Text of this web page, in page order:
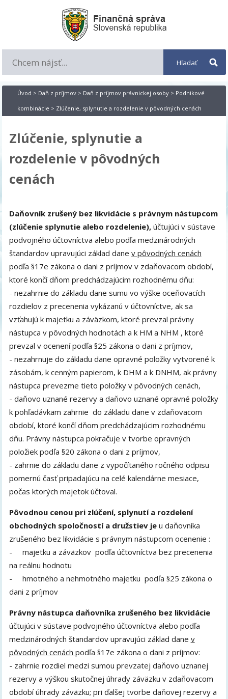
Úvod > Daň z príjmov > Daň z príjmov právnickej osoby > Podnikové
kombinácie > Zlúčenie, splynutie a rozdelenie v pôvodných cenách
Zlúčenie, splynutie a
rozdelenie v pôvodných
cenách
Daňovník zrušený bez likvidácie s právnym nástupcom
(zlúčenie splynutie alebo rozdelenie), účtujúci v sústave
podvojného účtovníctva alebo podľa medzinárodných
štandardov upravujúci základ dane v pôvodných cenách
podľa §17e zákona o dani z príjmov v zdaňovacom období,
ktoré končí dňom predchádzajúcim rozhodnému dňu:
- nezahrnie do základu dane sumu vo výške oceňovacích
rozdielov z precenenia vykázanú v účtovníctve, ak sa
vzťahujú k majetku a záväzkom, ktoré prevzal právny
nástupca v pôvodných hodnotách a k HM a NHM , ktoré
prevzal v ocenení podľa §25 zákona o dani z príjmov,
- nezahrnuje do základu dane opravné položky vytvorené k
zásobám, k cenným papierom, k DHM a k DNHM, ak právny
nástupca prevezme tieto položky v pôvodných cenách,
- daňovo uznané rezervy a daňovo uznané opravné položky
k pohľadávkam zahrnie do základu dane v zdaňovacom
období, ktoré končí dňom predchádzajúcim rozhodnému
dňu. Právny nástupca pokračuje v tvorbe opravných
položiek podľa §20 zákona o dani z príjmov,
- zahrnie do základu dane z vypočítaného ročného odpisu
pomernú časť pripadajúcu na celé kalendárne mesiace,
počas ktorých majetok účtoval.
Pôvodnou cenou pri zlúčení, splynutí a rozdelení
obchodných spoločností a družstiev je u daňovníka
zrušeného bez likvidácie s právnym nástupcom ocenenie :
- majetku a záväzkov podľa účtovníctva bez precenenia
na reálnu hodnotu
- hmotného a nehmotného majetku podľa §25 zákona o
dani z príjmov
Právny nástupca daňovníka zrušeného bez likvidácie
účtujúci v sústave podvojného účtovníctva alebo podľa
medzinárodných štandardov upravujúci základ dane v
pôvodných cenách podľa §17e zákona o dani z príjmov:
- zahrnie rozdiel medzi sumou prevzatej daňovo uznanej
rezervy a výškou skutočnej úhrady záväzku v zdaňovacom
období úhrady záväzku; pri ďalšej tvorbe daňovej rezervy a